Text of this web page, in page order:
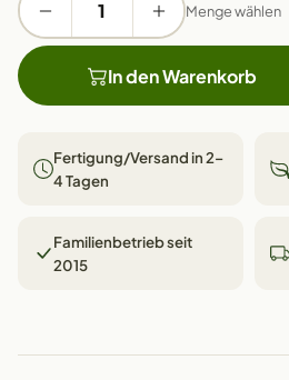
Menge wählen
In den Warenkorb
Fertigung/Versand in 2–
4 Tagen
Familienbetrieb seit
2015